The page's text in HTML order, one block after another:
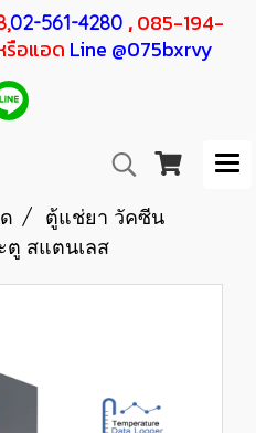
02-561-4280 ,085-194-
รือแอด Line @075bxrvy
F RESHER
ตู้แช่ยา วัคซีน
ตู สแตนเลส